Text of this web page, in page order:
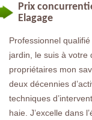
Prix
Elagage
Professionnel
jardin, le suis à votre
propriétaires mon
deux décennies
techniques
haie. J’excelle dans